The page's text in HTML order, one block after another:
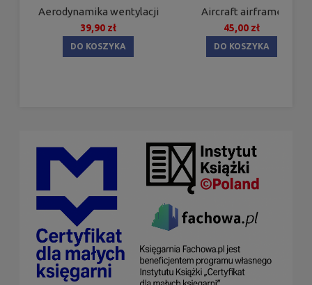
Aerodynamika wentylacji
39,90 zł
DO KOSZYKA
Aircraft airframe
45,00 zł
DO KOSZYKA